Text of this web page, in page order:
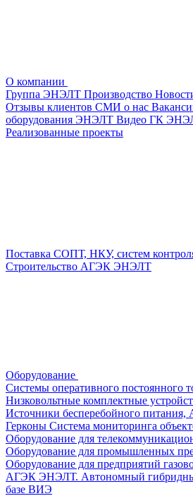
О компании
Группа ЭНЭЛТ Производство
Отзывы клиентов СМИ о нас
оборудования ЭНЭЛТ Видео ГК
Реализованные проекты
Поставка СОПТ, НКУ, систем
Строительство АГЭК ЭНЭЛТ
Оборудование
Системы оперативного постоянного
Низковольтные комплектные
Источники бесперебойного
Герконы Система мониторинга
Оборудование для
Оборудование для промышленных
Оборудование для предприятий
АГЭК ЭНЭЛТ. Автономный
базе ВИЭ